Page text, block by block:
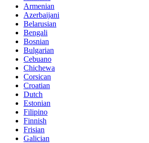
Armenian
Azerbaijani
Belarusian
Bengali
Bosnian
Bulgarian
Cebuano
Chichewa
Corsican
Croatian
Dutch
Estonian
Filipino
Finnish
Frisian
Galician